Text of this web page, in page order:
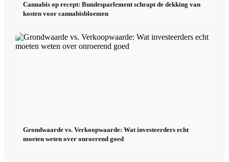
Cannabis op recept: Bundesparlement schrapt de dekking van
kosten voor cannabisbloemen
Grondwaarde vs. Verkoopwaarde: Wat investeerders echt
moeten weten over onroerend goed